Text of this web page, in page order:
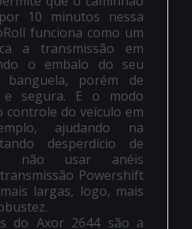
10 minutos nessa
funciona como um
a transmissão em
o embalo do seu
porém de
e segura. E o modo
controle do veículo em
ajudando na
desperdício de
não usar anéis
Powershift
largas, logo, mais
do Axor 2644 são a